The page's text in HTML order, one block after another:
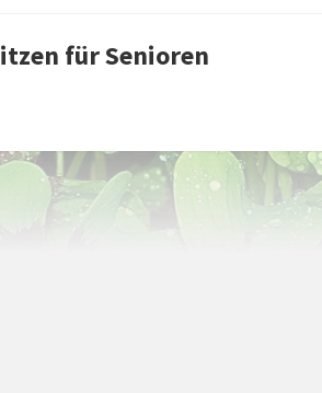
für Senioren